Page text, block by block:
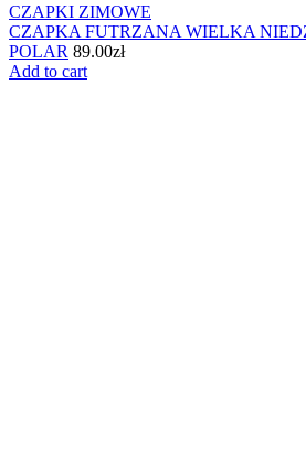
CZAPKI ZIMOWE
CZAPKA FUTRZANA WIELKA
POLAR 89.00zł
Add to cart